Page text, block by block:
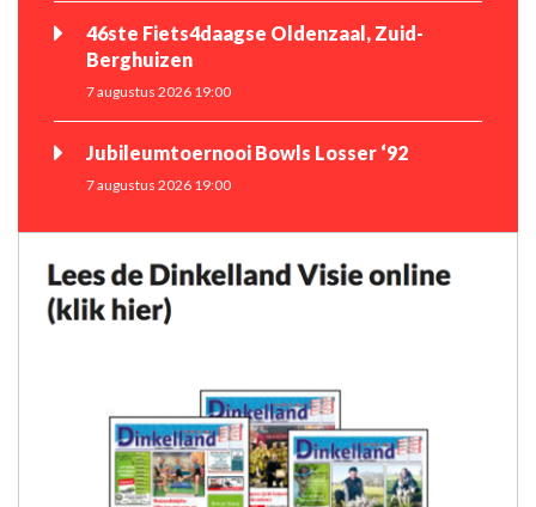
46ste Fiets4daagse Oldenzaal, Zuid-
Berghuizen
7 augustus 2026 19:00
Jubileumtoernooi Bowls Losser ‘92
7 augustus 2026 19:00